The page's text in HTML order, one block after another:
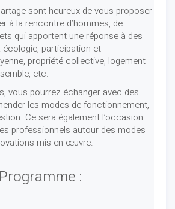
sont heureux de vous proposer
à la rencontre d’hommes, de
qui apportent une réponse à des
écologie, participation et
propriété collective, logement
etc.
vous pourrez échanger avec des
les modes de fonctionnement,
Ce sera également l’occasion
professionnels autour des modes
mis en œuvre.
Programme :